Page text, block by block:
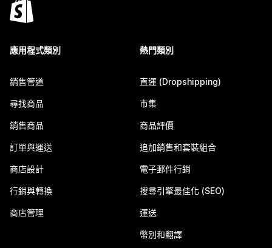
應用程式類別
銷售管道
尋找商品
銷售商品
訂單與運送
商店設計
行銷與轉換
商店管理
熱門類別
直運 (Dropshipping)
市集
商品評價
追加銷售和套裝組合
電子郵件行銷
搜尋引擎最佳化 (SEO)
運送
幣別和翻譯